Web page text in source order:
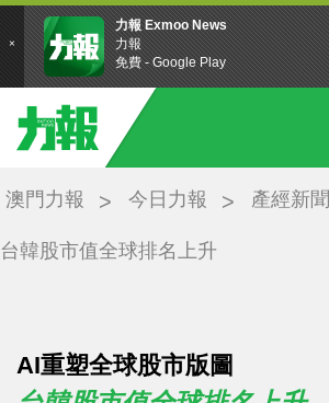
澳門力報 今日力報 產經新聞
台韓股市值全球排名上升
AI重塑全球股市版圖